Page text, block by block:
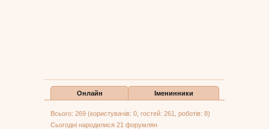
Онлайн Іменинники
Всього: 269 (користувачів: 0, гостей: 261, роботів: 8)
Сьогодні народилися 21 форумлян